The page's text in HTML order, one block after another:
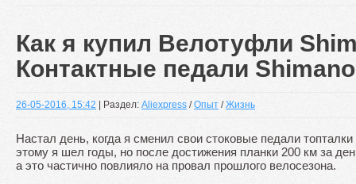
Как я купил Велотуфли
Контактные педали
26-05-2016, 15:42 | Раздел: Aliexpress /Опыт /Жизнь
Настал день, когда я сменил свои стоковые педали
этому я шел годы, но после достижения планки 200 км за
а это частично повлияло на провал прошлого велосезона.